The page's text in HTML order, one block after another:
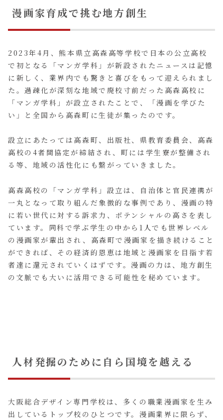
漫画家育成で挑む地方創生
2023年4月、熊本県立高森高等学校で日本の公立高校
で初となる「マンガ学科」が新設されたニュースは記憶
に新しく、業界内でも驚きと喜びをもって迎えられまし
た。過疎化が深刻な地域で廃校寸前だった高森高校に
「マンガ学科」が設立されたことで、「漫画を学びた
い」と全国から高森町に生徒が集ったのです。
設立にあたっては高森町、出版社、県教育委員会、高森
高校の4者間協定が締結され、町には学生寮が整備され
る等、地域の活性化にも繋がっていきました。
高森高校の「マンガ学科」設立は、自治体と官民連携が
一丸となって取り組んだ象徴的な事例であり、漫画の特
に若い世代に対する訴求力、ポテンシャルの高さを表し
ています。同科で学ぶ学生の中から1人でも世界レベル
の漫画家が輩出され、高森町で漫画家を描き続けること
ができれば、その経済的恩恵は地域と漫画家を目指す若
者達に還元されていくはずです。漫画の力は、地方創生
の文脈でも大いに活用できる可能性を秘めています。
人材発掘のために自ら国境を越える
大阪総合デザイン専門学校は、多くの職業漫画家を生み
出しているトップ校のひとつです。漫画業界に限らず、